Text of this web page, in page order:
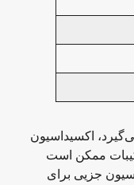
اکسیداسیون
ممکن است
جزیی برای